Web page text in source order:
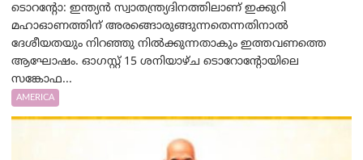
ടൊറന്റോ: ഇന്ത്യൻ സ്വാതന്ത്ര്യദിനത്തിലാണ് ഇക്കുറി
മഹാഓണത്തിന് അരങ്ങൊരുങ്ങുന്നതെന്നതിനാൽ
ദേശീയതയും നിറഞ്ഞു നിൽക്കുന്നതാകും ഇത്തവണത്തെ
ആഘോഷം. ഓഗസ്റ്റ് 15 ശനിയാഴ്ച ടൊറോന്റോയിലെ
സങ്കോഫ...
AMERICA